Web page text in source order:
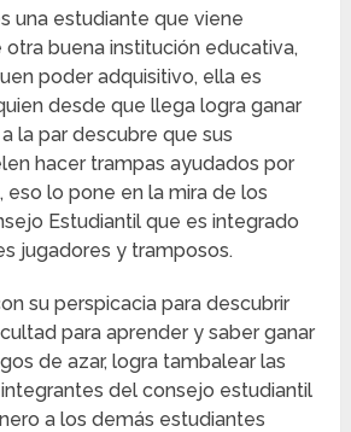
una estudiante que viene
buena institución educativa,
poder adquisitivo, ella es
desde que llega logra ganar
la par descubre que sus
hacer trampas ayudados por
eso lo pone en la mira de los
Estudiantil que es integrado
jugadores y tramposos.
su perspicacia para descubrir
para aprender y saber ganar
de azar, logra tambalear las
del consejo estudiantil
a los demás estudiantes